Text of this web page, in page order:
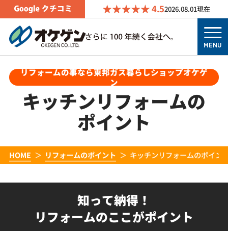
4.52026.08.01現在
MENU
リフォームの事なら東邦ガス暮らしショップオケゲ
ン
キッチンリフォームの
ポイント
HOME リフォームのポイント キッチンリフォームのポイン
知って納得！
リフォームのここがポイント